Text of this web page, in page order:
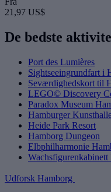
21,97 US$
De bedste
Port des Lumières
Sightseeingrundfart i
Seværdighedskort til
LEGO© Discovery
Paradox Museum
Hamburger
Heide Park Resort
Hamborg Dungeon
Elbphilharmonie
Wachsfigurenkabinett
Udforsk Hamborg